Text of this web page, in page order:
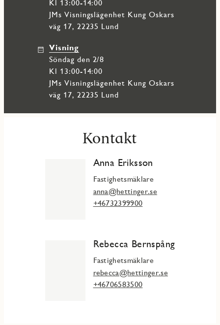
Kl 13:00-14:00
JMs Visningslägenhet Kung Oskars
väg 17, 22235 Lund
Visning
söndag den 2/8
Kl 13:00-14:00
JMs Visningslägenhet Kung Oskars
väg 17, 22235 Lund
Kontakt
Anna Eriksson
Fastighetsmäklare
anna@hettinger.se
+46732399900
Rebecca Bernspång
Fastighetsmäklare
rebecca@hettinger.se
+46706583500